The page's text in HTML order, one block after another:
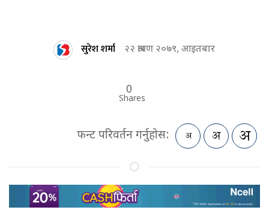
सुरेश शर्मा २२ श्रावण २०७९, आइतबार
0
Shares
फन्ट परिवर्तन गर्नुहोस: